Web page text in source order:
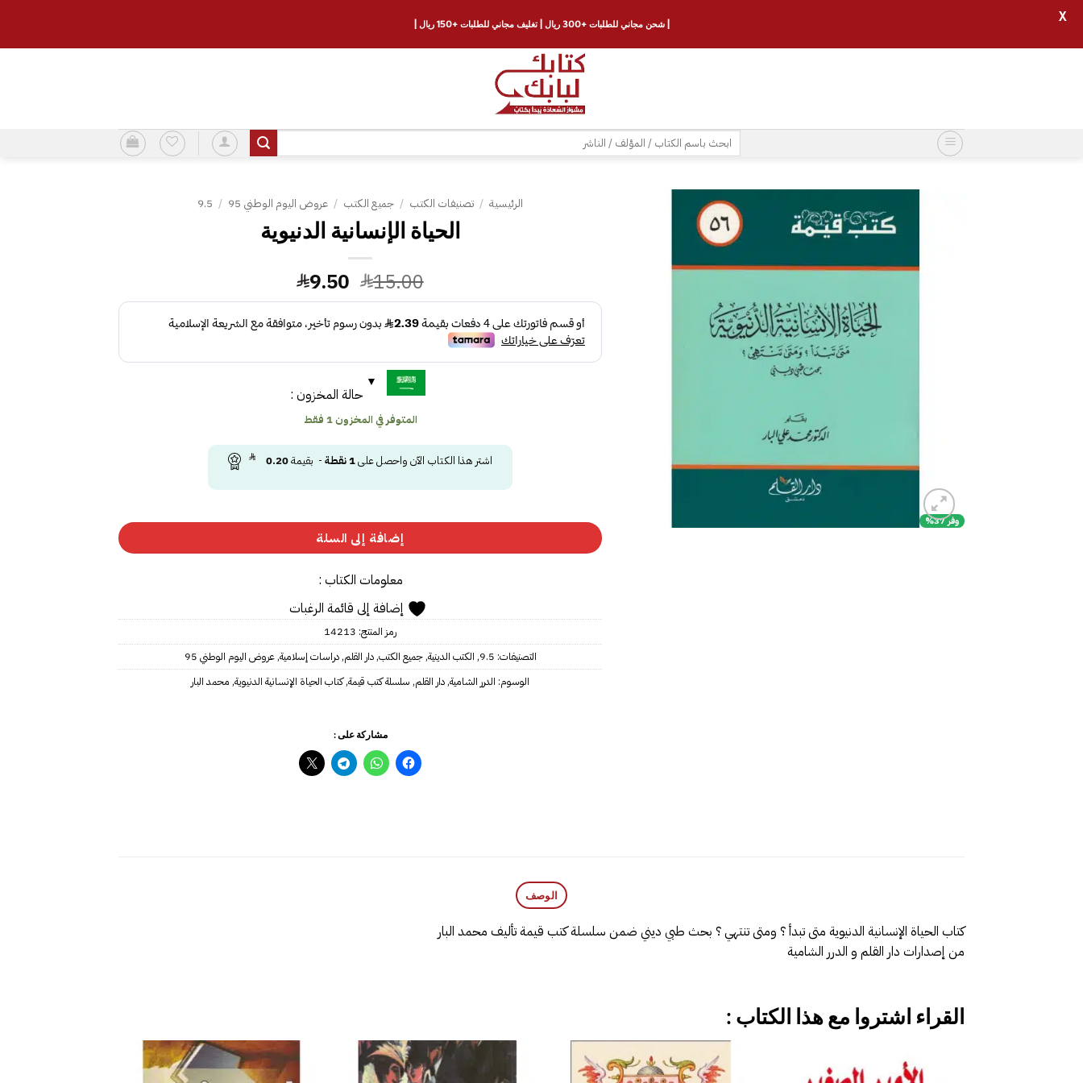
البحث
عن:
وفر 37%
الرئيسية / تصنيفات الكتب / جميع الكتب / عروض اليوم الوطني 95 /
9.5
الحياة الإنسانية الدنيوية
15.00 السعر
الأصلي
هو:
15.00.
9.50 السعر
الحالي
هو:
9.50.
حالة المخزون :
المتوفر في المخزون 1 فقط
اشتر هذا الكتاب الآن واحصل على1نقطة- بقيمة0.20
إضافة إلى السلة
معلومات الكتاب :
إضافة إلى قائمة الرغبات
رمز المنتج: 14213
التصنيفات: 9.5
, الكتب الدينية,جميع الكتب,دار القلم,دراسات إسلامية,عروض اليوم الوطني 95
الوسوم: الدرر الشامية,دار القلم, سلسلة كتب قيمة,كتاب الحياة الإنسانية الدنيوية, محمد البار
مشاركة على :
الوصف
كتاب الحياة الإنسانية الدنيوية متى تبدأ ؟ ومتى تنتهي ؟ بحث طبي ديني ضمن سلسلة كتب قيمة تأليف محمد البار
من إصدارات دار القلم و الدرر الشامية
القراء اشتروا مع هذا الكتاب :
| شحن مجاني للطلبات +300 ريال | تغليف مجاني للطلبات +150 ريال | X